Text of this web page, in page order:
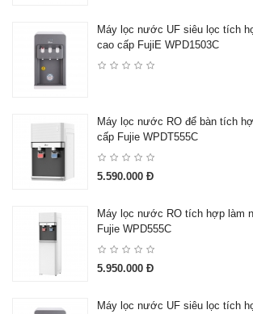
Máy lọc nước UF siêu lọc tích
cao cấp FujiE WPD1503C
Máy lọc nước RO để bàn tích
cấp Fujie WPDT555C
5.590.000 Đ
Máy lọc nước RO tích hợp làm
Fujie WPD555C
5.950.000 Đ
Máy lọc nước UF siêu lọc tích